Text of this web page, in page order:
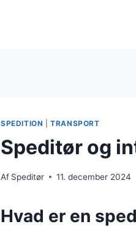
SPEDITION |TRANSPORT
Speditør og
Af Speditør 11. december 2024
Hvad er en